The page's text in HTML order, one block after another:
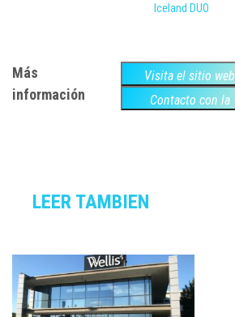
Iceland DUO
Más
información
Visita el sitio web
Contacto con la
LEER TAMBIEN